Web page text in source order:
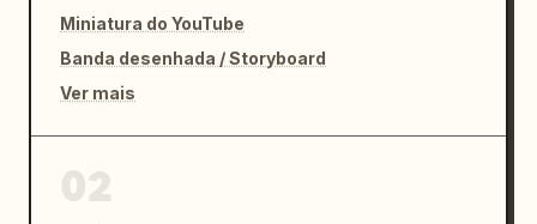
Miniatura do YouTube
Banda desenhada / Storyboard
Ver mais